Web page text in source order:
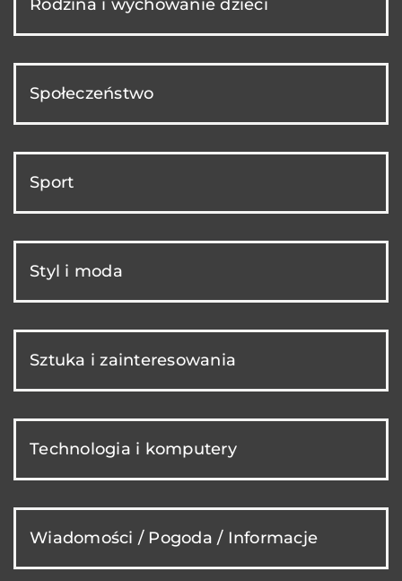
Rodzina i wychowanie dzieci
Społeczeństwo
Sport
Styl i moda
Sztuka i zainteresowania
Technologia i komputery
Wiadomości / Pogoda / Informacje